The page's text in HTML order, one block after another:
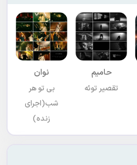
حامیم
تقصیر توئه
نوان
بی تو هر
شب(اجرای
زنده)